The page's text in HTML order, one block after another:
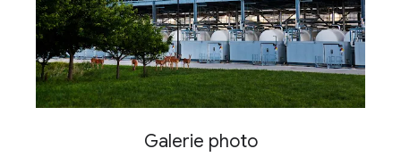
Galerie photo